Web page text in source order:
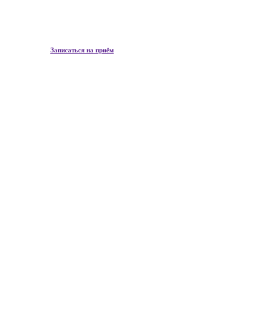
Записаться на приём